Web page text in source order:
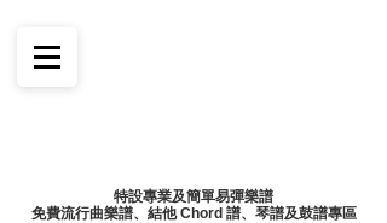
特設專業及簡單易彈樂譜
免費流行曲樂譜、結他 Chord 譜、琴譜及鼓譜專區